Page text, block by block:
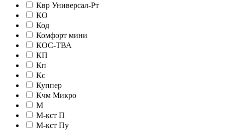
Квр Универсал-Рт
КО
Код
Комфорт мини
КОС-ТВА
КП
Кп
Кс
Куппер
Кчм Микро
М
М-кст П
М-кст Пу